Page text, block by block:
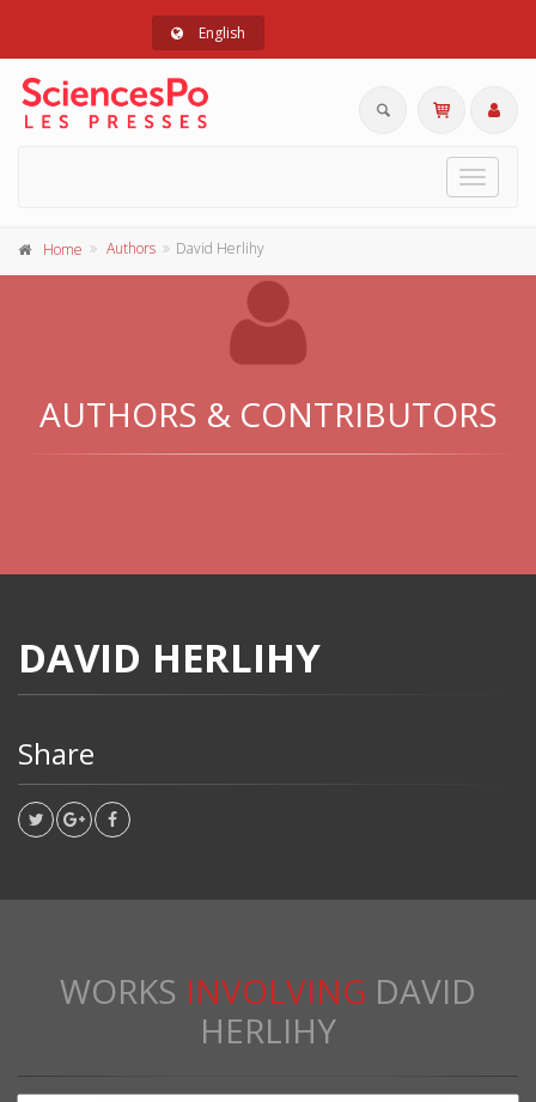
English
Toggle
Home Authors David Herlihy
AUTHORS & CONTRIBUTORS
DAVID HERLIHY
Share
WORKS INVOLVING DAVID
HERLIHY